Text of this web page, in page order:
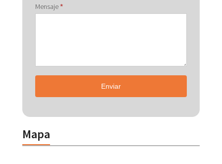
Mensaje*
Enviar
Mapa